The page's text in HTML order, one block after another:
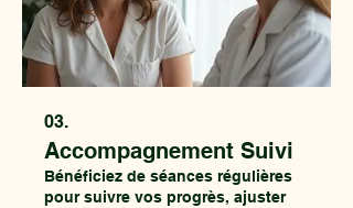
03.
Accompagnement Suivi
Bénéficiez de séances régulières
pour suivre vos progrès, ajuster